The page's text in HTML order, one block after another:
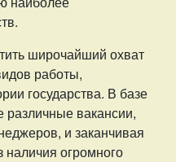
широчайший охват
работы,
государства. В базе
различные вакансии,
и заканчивая
огромного